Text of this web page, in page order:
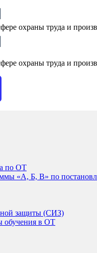
охраны труда и
охраны труда и
по ОТ
«А, Б, В» по
защиты (СИЗ)
обучения в ОТ